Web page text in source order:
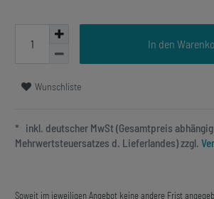
In den
Wunschliste
* inkl. deutscher MwSt (Gesamtpreis abhängig
Mehrwertsteuersatzes d. Lieferlandes) zzgl.
Soweit im jeweiligen Angebot keine andere Frist